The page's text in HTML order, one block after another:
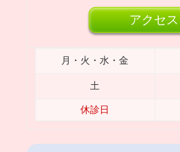
2023年04月
2023年03月
2023年02月
アクセス
月・火・水・金
土
休診日